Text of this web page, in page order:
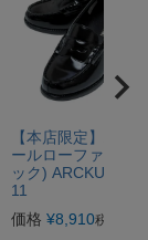
【本店限定】ハイ
ールローファー(ブ
ック) ARCKU-
11
価格 ¥8,910税込